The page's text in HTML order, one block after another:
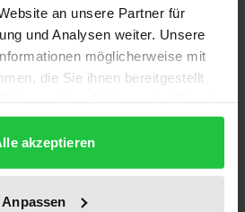
an unsere Partner für
und Analysen weiter. Unsere
möglicherweise mit
die Sie ihnen bereitgestellt
akzeptieren
Anpassen
diese Entwicklung bis zum 1.
darstellt und vertieft analysiert.
die Autorin mit ihrer
fundierten Analyse des
und seiner
Formulierung von